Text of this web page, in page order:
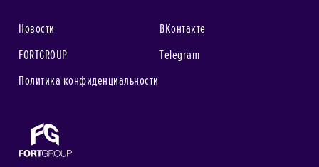
Новости
FORTGROUP
Политика конфиденциальности
ВКонтакте
Telegram